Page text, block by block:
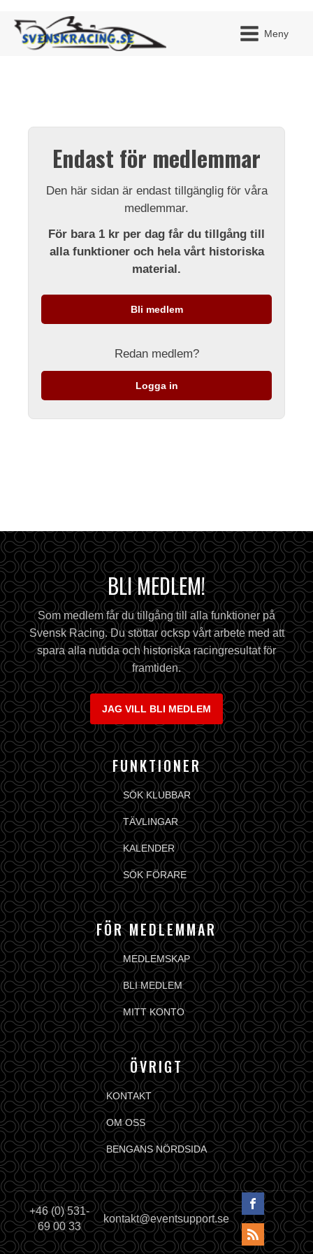
Meny
Endast för medlemmar
Den här sidan är endast tillgänglig för våra
medlemmar.
För bara 1 kr per dag får du tillgång till
alla funktioner och hela vårt historiska
material.
Bli medlem
Redan medlem?
Logga in
BLI MEDLEM!
Som medlem får du tillgång till alla funktioner på
Svensk Racing. Du stöttar ocksp vårt arbete med att
spara alla nutida och historiska racingresultat för
framtiden.
JAG VILL BLI MEDLEM
FUNKTIONER
SÖK KLUBBAR
TÄVLINGAR
KALENDER
SÖK FÖRARE
FÖR MEDLEMMAR
MEDLEMSKAP
BLI MEDLEM
MITT KONTO
ÖVRIGT
KONTAKT
OM OSS
BENGANS NÖRDSIDA
+46 (0) 531-
69 00 33
kontakt@eventsupport.se